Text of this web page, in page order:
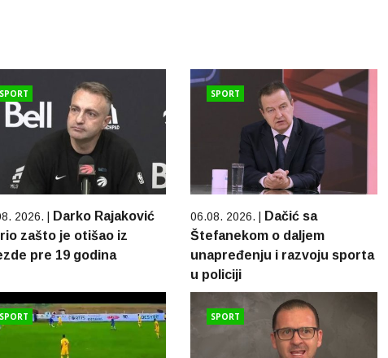
SPORT
2026. |
Darko Rajaković
zašto je otišao iz
pre 19 godina
SPORT
06.08. 2026. |
Dačić sa
Štefanekom o daljem
unapređenju i razvoju sporta
u policiji
SPORT SPORT